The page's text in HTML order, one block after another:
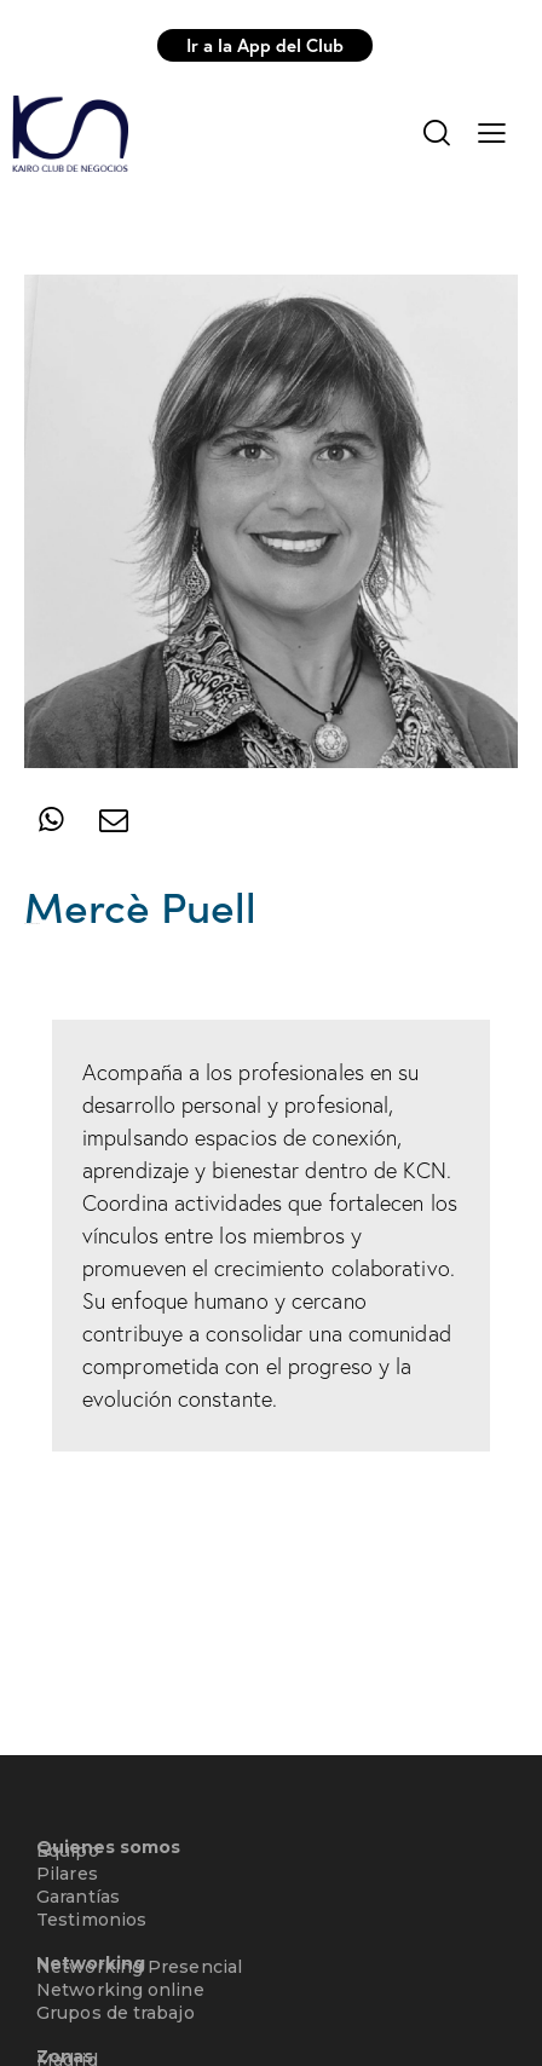
Ir a la App del Club
Mercè Puell
Acompaña a los profesionales en su
desarrollo personal y profesional,
impulsando espacios de conexión,
aprendizaje y bienestar dentro de KCN.
Coordina actividades que fortalecen los
vínculos entre los miembros y
promueven el crecimiento colaborativo.
Su enfoque humano y cercano
contribuye a consolidar una comunidad
comprometida con el progreso y la
evolución constante.
Quienes somos
Equipo
Pilares
Garantías
Testimonios
Networking
Networking Presencial
Networking online
Grupos de trabajo
Zonas
Madrid